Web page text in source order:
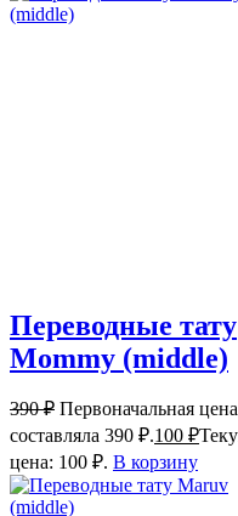
Переводные тату
Mommy (middle)
390₽ Первоначальная цена
составляла 390 ₽.100 ₽
цена: 100 ₽. В корзину